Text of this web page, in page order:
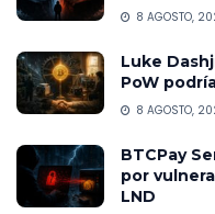
8 AGOSTO,
Luke
PoW
8 AGOSTO,
BTCPay
por
LND